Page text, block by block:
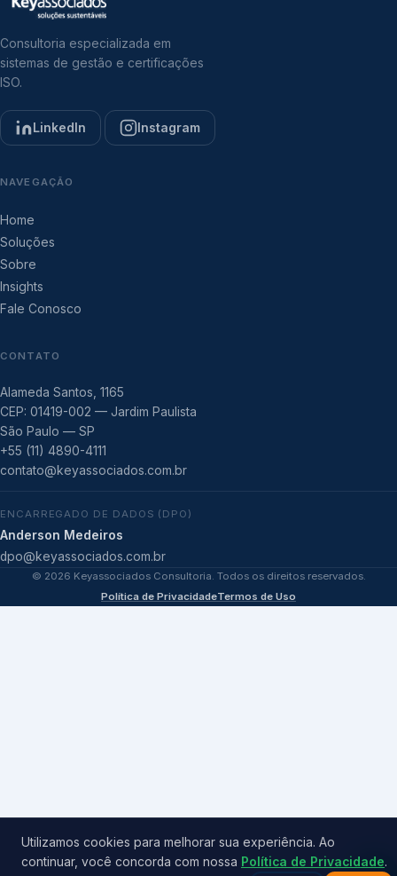
Consultoria especializada em
sistemas de gestão e certificações
ISO.
LinkedIn Instagram
NAVEGAÇÃO
Home
Soluções
Sobre
Insights
Fale Conosco
CONTATO
Alameda Santos, 1165
CEP: 01419-002 — Jardim Paulista
São Paulo — SP
+55 (11) 4890-4111
contato@keyassociados.com.br
ENCARREGADO DE DADOS (DPO)
Anderson Medeiros
dpo@keyassociados.com.br
© 2026 Keyassociados Consultoria. Todos os direitos reservados.
Política de PrivacidadeTermos de Uso
Utilizamos cookies para melhorar sua experiência. Ao
continuar, você concorda com nossa Política de Privacidade.